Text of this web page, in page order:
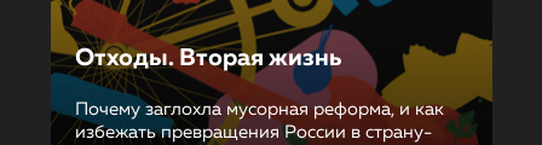
Отходы. Вторая жизнь
Почему заглохла мусорная реформа, и как
избежать превращения России в страну-